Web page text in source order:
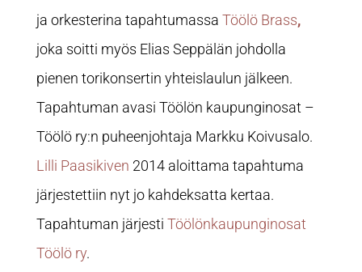
ja orkesterina tapahtumassa Töölö Brass,
joka soitti myös Elias Seppälän johdolla
pienen torikonsertin yhteislaulun jälkeen.
Tapahtuman avasi Töölön kaupunginosat –
Töölö ry:n puheenjohtaja Markku Koivusalo.
Lilli Paasikiven 2014 aloittama tapahtuma
järjestettiin nyt jo kahdeksatta kertaa.
Tapahtuman järjesti Töölönkaupunginosat
Töölö ry.